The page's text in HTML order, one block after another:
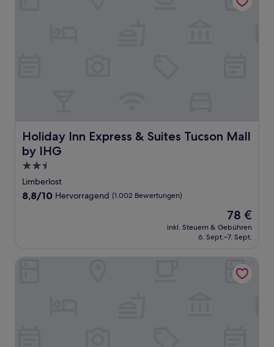
Holiday Inn Express & Suites Tucson Mall
by IHG
Holiday Inn Express & Suites Tucson Mall by IHG
2.5-
Sterne-
Unterkunft
Limberlost
8.8
8,8/10 Hervorragend (1.002 Bewertungen)
Der
Preis
beträgt
78 €
inkl. Steuern & Gebühren
6. Sept.–7. Sept.